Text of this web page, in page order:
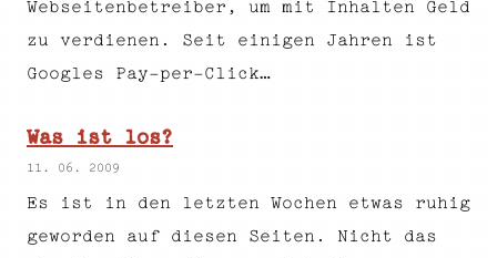
Webseitenbetreiber, um mit Inhalten Geld
zu verdienen. Seit einigen Jahren ist
Googles Pay-per-Click…
Was ist los?
11. 06. 2009
Es ist in den letzten Wochen etwas ruhig
geworden auf diesen Seiten. Nicht das